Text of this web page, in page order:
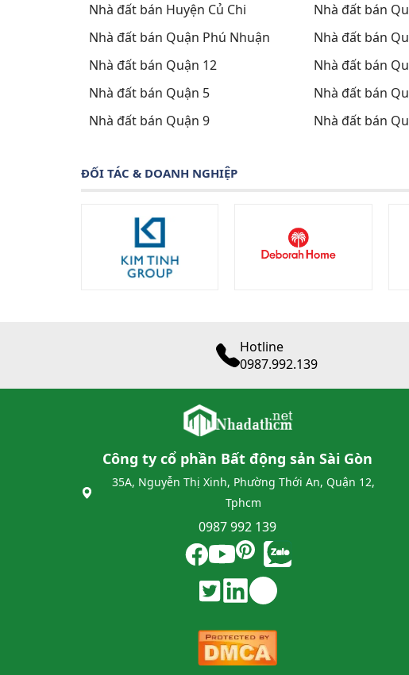
Nhà đất bán Huyện Củ Chi
Nhà đất bán
Nhà đất bán Quận Phú Nhuận
Nhà đất bán
Nhà đất bán Quận 12
Nhà đất bán
Nhà đất bán Quận 5
Nhà đất bán
Nhà đất bán Quận 9
Nhà đất bán
ĐỐI TÁC & DOANH NGHIỆP
Hotline
0987.992.139
Công ty cổ phần Bất động sản Sài Gòn
35A, Nguyễn Thị Xinh, Phường Thới An, Quận 12,
Tphcm
0987 992 139